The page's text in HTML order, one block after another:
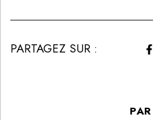
PARTAGEZ SUR :
PAR